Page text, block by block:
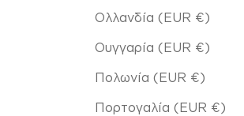
Ολλανδία (EUR €)
Ουγγαρία (EUR €)
Πολωνία (EUR €)
Πορτογαλία (EUR €)